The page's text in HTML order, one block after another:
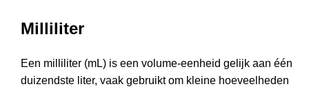
Milliliter
Een milliliter (mL) is een volume-eenheid gelijk aan één
duizendste liter, vaak gebruikt om kleine hoeveelheden